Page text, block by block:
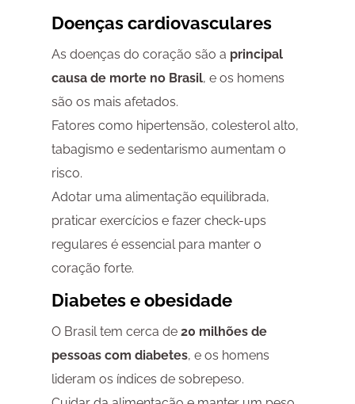
Doenças cardiovasculares
As doenças do coração são a principal
causa de morte no Brasil, e os homens
são os mais afetados.
Fatores como hipertensão, colesterol alto,
tabagismo e sedentarismo aumentam o
risco.
Adotar uma alimentação equilibrada,
praticar exercícios e fazer check-ups
regulares é essencial para manter o
coração forte.
Diabetes e obesidade
O Brasil tem cerca de 20 milhões de
pessoas com diabetes, e os homens
lideram os índices de sobrepeso.